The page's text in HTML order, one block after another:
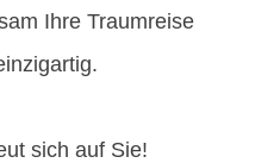
Ihre Traumreise
sich auf Sie!